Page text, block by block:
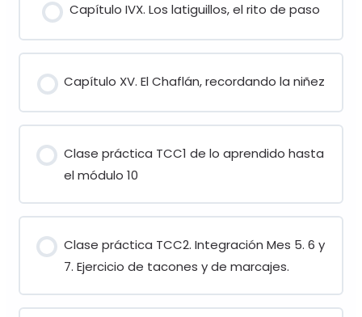
Capítulo IVX. Los latiguillos, el rito de paso
Capítulo XV. El Chaflán, recordando la niñez
Clase práctica TCC1 de lo aprendido hasta
el módulo 10
Clase práctica TCC2. Integración Mes 5. 6 y
7. Ejercicio de tacones y de marcajes.